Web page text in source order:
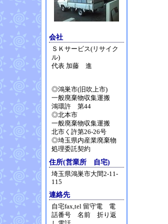
会社
ＳＫサービス(リサイク
ル)
代表 加藤 進
◎鴻巣市(旧吹上市)
一般廃棄物収集運搬
鴻環許 第44
◎北本市
一般廃棄物収集運搬
北市く許第26-26号
◎埼玉県内産業廃棄物
処理委託契約
住所(営業所 自宅)
埼玉県鴻巣市大間2-11-
115
連絡先
自宅fax,tel 留守電 電
話番号 名前 折り返